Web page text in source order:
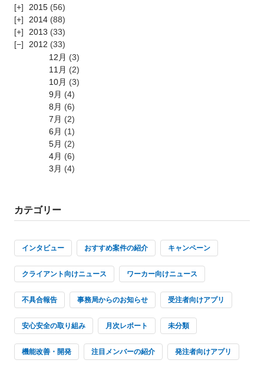
2015 (56)
2014 (88)
2013 (33)
2012 (33)
12月 (3)
11月 (2)
10月 (3)
9月 (4)
8月 (6)
7月 (2)
6月 (1)
5月 (2)
4月 (6)
3月 (4)
カテゴリー
インタビュー おすすめ案件の紹介 キャンペーン
クライアント向けニュース ワーカー向けニュース
不具合報告 事務局からのお知らせ 受注者向けアプリ
安心安全の取り組み 月次レポート 未分類
機能改善・開発 注目メンバーの紹介 発注者向けアプリ